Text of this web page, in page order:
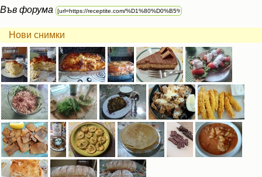
Във форума
Нови снимки